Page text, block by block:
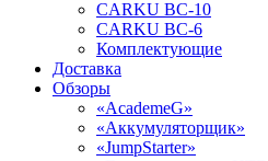
CARKU BC-10
CARKU BC-6
Комплектующие
Доставка
Обзоры
«AcademeG»
«Аккумуляторщик»
«JumpStarter»